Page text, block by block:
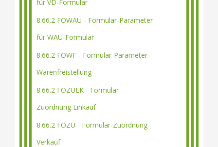
für VD-Formular
8.66.2 FOWAU - Formular-Parameter
für WAU-Formular
8.66.2 FOWF - Formular-Parameter
Warenfreistellung
8.66.2 FOZUEK - Formular-
Zuordnung Einkauf
8.66.2 FOZU - Formular-Zuordnung
Verkauf